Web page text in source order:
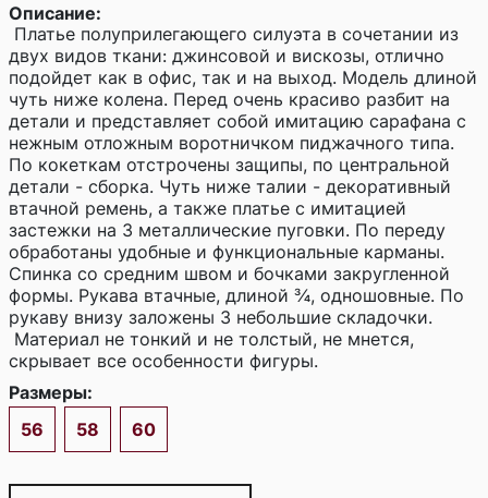
Описание:
Платье полуприлегающего силуэта в сочетании из
двух видов ткани: джинсовой и вискозы, отлично
подойдет как в офис, так и на выход. Модель длиной
чуть ниже колена. Перед очень красиво разбит на
детали и представляет собой имитацию сарафана с
нежным отложным воротничком пиджачного типа.
По кокеткам отстрочены защипы, по центральной
детали - сборка. Чуть ниже талии - декоративный
втачной ремень, а также платье с имитацией
застежки на 3 металлические пуговки. По переду
обработаны удобные и функциональные карманы.
Спинка со средним швом и бочками закругленной
формы. Рукава втачные, длиной ¾, одношовные. По
рукаву внизу заложены 3 небольшие складочки.
Материал не тонкий и не толстый, не мнется,
скрывает все особенности фигуры.
Размеры:
56
58 60